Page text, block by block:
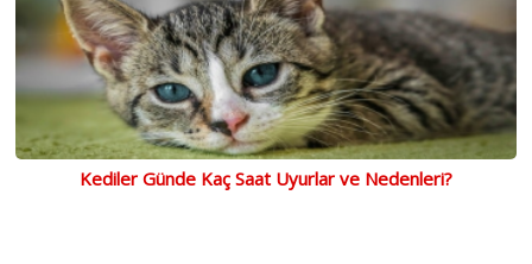
Kediler Günde Kaç Saat Uyurlar ve Nedenleri?